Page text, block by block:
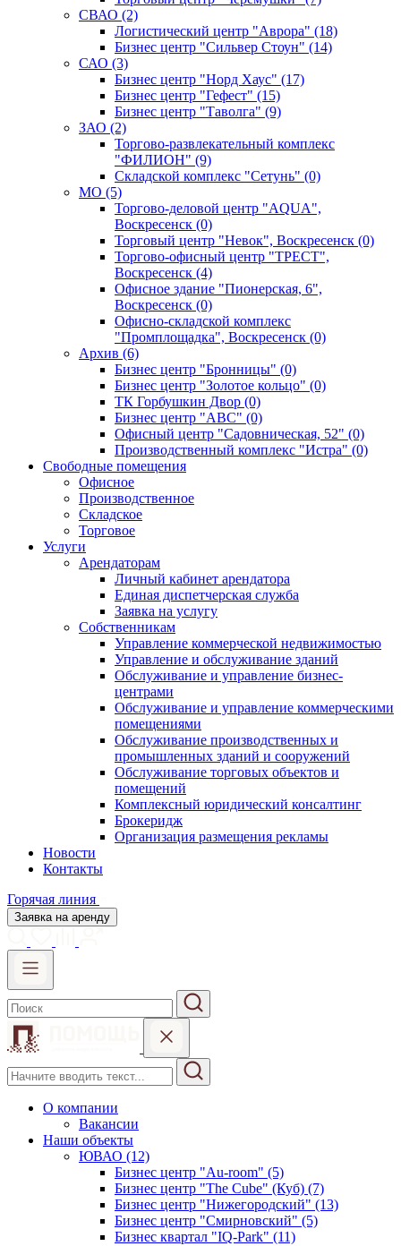
СВАО (2)
Логистический центр "Аврора" (18)
Бизнес центр "Сильвер Стоун" (14)
САО (3)
Бизнес центр "Норд Хаус" (17)
Бизнес центр "Гефест" (15)
Бизнес центр "Таволга" (9)
ЗАО (2)
Торгово-развлекательный комплекс
"ФИЛИОН" (9)
Складской комплекс "Сетунь" (0)
MO (5)
Торгово-деловой центр "AQUA",
Воскресенск (0)
Торговый центр "Невок", Воскресенск (0)
Торгово-офисный центр "ТРЕСТ",
Воскресенск (4)
Офисное здание "Пионерская, 6",
Воскресенск (0)
Офисно-складской комплекс
"Промплощадка", Воскресенск (0)
Архив (6)
Бизнес центр "Бронницы" (0)
Бизнес центр "Золотое кольцо" (0)
ТК Горбушкин Двор (0)
Бизнес центр "АВС" (0)
Офисный центр "Садовническая, 52" (0)
Производственный комплекс "Истра" (0)
Свободные помещения
Офисное
Производственное
Складское
Торговое
Услуги
Арендаторам
Личный кабинет арендатора
Единая диспетчерская служба
Заявка на услугу
Собственникам
Управление коммерческой недвижимостью
Управление и обслуживание зданий
Обслуживание и управление бизнес-
центрами
Обслуживание и управление коммерческими
помещениями
Обслуживание производственных и
промышленных зданий и сооружений
Обслуживание торговых объектов и
помещений
Комплексный юридический консалтинг
Брокеридж
Организация размещения рекламы
Новости
Контакты
Горячая линия
Заявка на аренду
О компании
Вакансии
Наши объекты
ЮВАО (12)
Бизнес центр "Au-room" (5)
Бизнес центр "The Cube" (Куб) (7)
Бизнес центр "Нижегородский" (13)
Бизнес центр "Смирновский" (5)
Бизнес квартал "IQ-Park" (11)